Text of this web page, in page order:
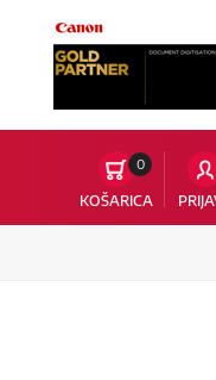
0
KOŠARICA